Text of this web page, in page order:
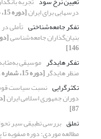
درسهایی برای ایران[دوره 15، شماره 2، 1403، صفحه 25-54]
تفکر جامعه‌شناختی تأملی
بنیان‌گذاران جامعه‌شناسی
146]
تفکر هایدگر موسیقی
منظر هایدگر[دوره 15، شماره 2، 1403، صفحه 55-77]
تکثرگرایی نسبت سیاست
دوران جمهوری اسلامی ایران
87]
تملق بررسی تطبیقی سیر
مطالعه موردی: دوره صفویه تا